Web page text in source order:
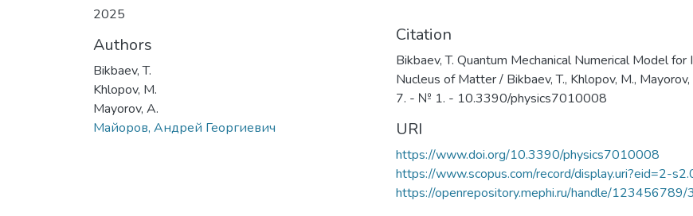
2025
Authors
Bikbaev, T.
Khlopov, M.
Mayorov, A.
Майоров, Андрей Георгиевич
Citation
Bikbaev, T. Quantum Mechanical Numerical Model
Nucleus of Matter / Bikbaev, T., Khlopov, M.,
7. - № 1. - 10.3390/physics7010008
URI
https://www.doi.org/10.3390/physics7010008
https://www.scopus.com/record/display.uri?eid=2-
https://openrepository.mephi.ru/handle/